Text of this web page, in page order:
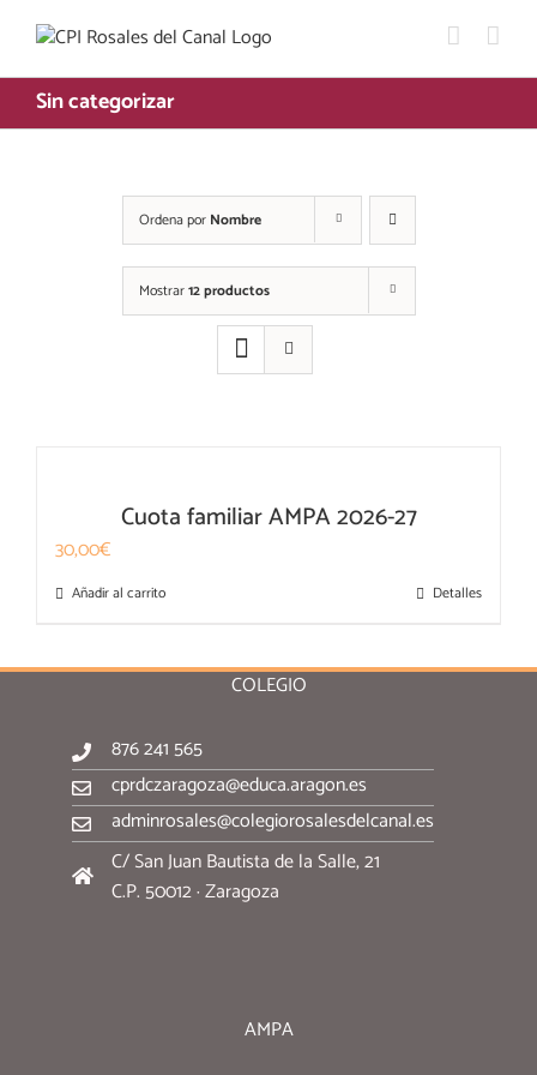
contenido
Sin categorizar
Ordena por Nombre
Mostrar12 productos
Cuota familiar AMPA 2026-27
30,00€
Añadir al carrito Detalles
COLEGIO
876 241 565
cprdczaragoza@educa.aragon.es
adminrosales@colegiorosalesdelcanal.es
C/ San Juan Bautista de la Salle, 21
C.P. 50012 · Zaragoza
AMPA